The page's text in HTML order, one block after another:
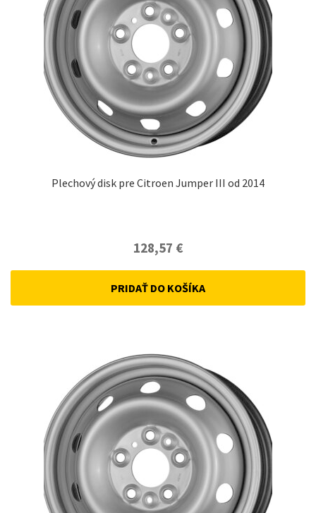
Plechový disk pre Citroen Jumper III od 2014
128,57 €
PRIDAŤ DO KOŠÍKA